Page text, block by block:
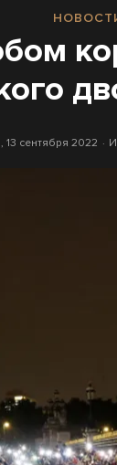
13 сентября 2022